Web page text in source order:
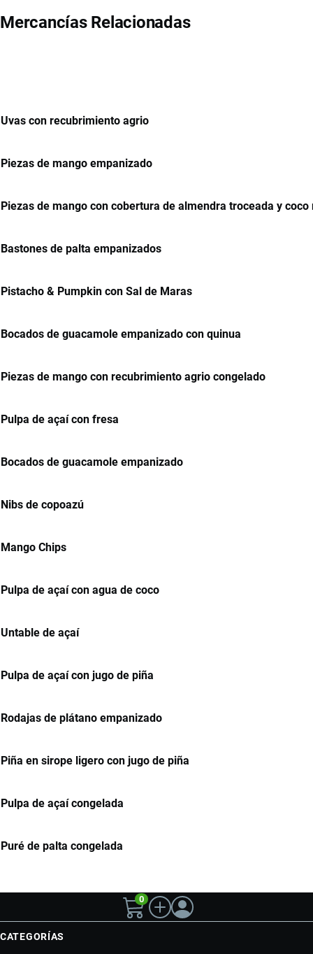
Mercancías Relacionadas
Uvas con recubrimiento agrio
Piezas de mango empanizado
Piezas de mango con cobertura de almendra troceada y coco
Bastones de palta empanizados
Pistacho & Pumpkin con Sal de Maras
Bocados de guacamole empanizado con quinua
Piezas de mango con recubrimiento agrio congelado
Pulpa de açaí con fresa
Bocados de guacamole empanizado
Nibs de copoazú
Mango Chips
Pulpa de açaí con agua de coco
Untable de açaí
Pulpa de açaí con jugo de piña
Rodajas de plátano empanizado
Piña en sirope ligero con jugo de piña
Pulpa de açaí congelada
Puré de palta congelada
0
CATEGORÍAS